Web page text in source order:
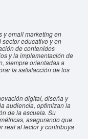
y email marketing en
educativo y en
de contenidos
y la implementación de
siempre orientadas a
la satisfacción de los
digital, diseña y
audiencia, optimizan la
de la escuela. Su
asegurando que
real al lector y contribuya